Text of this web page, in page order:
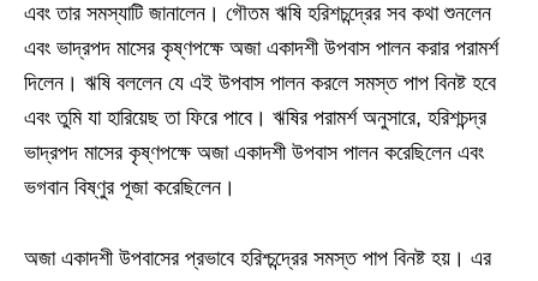
এবং তার সমস্যাটি জানালেন। গৌতম ঋষি হরিশচন্দ্রের সব কথা শুনলেন
এবং ভাদ্রপদ মাসের কৃষ্ণপক্ষে অজা একাদশী উপবাস পালন করার পরামর্শ
দিলেন। ঋষি বললেন যে এই উপবাস পালন করলে সমস্ত পাপ বিনষ্ট হবে
এবং তুমি যা হারিয়েছ তা ফিরে পাবে। ঋষির পরামর্শ অনুসারে, হরিশচন্দ্র
ভাদ্রপদ মাসের কৃষ্ণপক্ষে অজা একাদশী উপবাস পালন করেছিলেন এবং
ভগবান বিষ্ণুর পূজা করেছিলেন।
অজা একাদশী উপবাসের প্রভাবে হরিশ্চন্দ্রের সমস্ত পাপ বিনষ্ট হয়। এর